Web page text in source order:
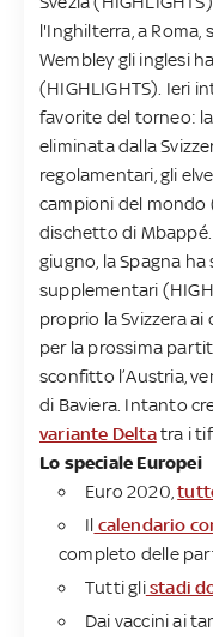
l'Inghilterra, a
Wembley gli inglesi
(HIGHLIGHTS). Ieri
favorite del torneo:
eliminata dalla
regolamentari, gli
campioni del mondo
dischetto di
giugno, la Spagna
supplementari
proprio la Svizzera ai
per la prossima
sconfitto l’Austria,
di Baviera. Intanto
variante Deltatra i
Lo speciale Europei
Euro 2020,
Il calendario
completo delle
Tutti glistadi
Dai vaccini ai